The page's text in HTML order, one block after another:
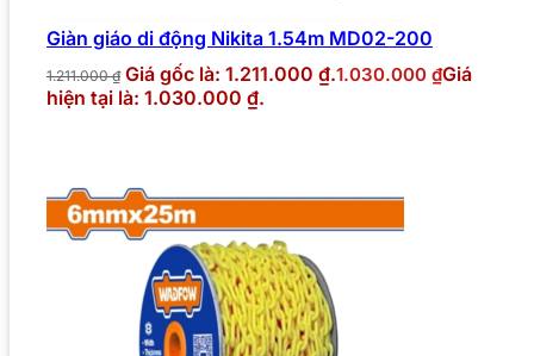
Giàn giáo di động Nikita 1.54m MD02-200
1.211.000₫ Giá gốc là: 1.211.000 ₫.1.030.000 ₫Giá
hiện tại là: 1.030.000 ₫.